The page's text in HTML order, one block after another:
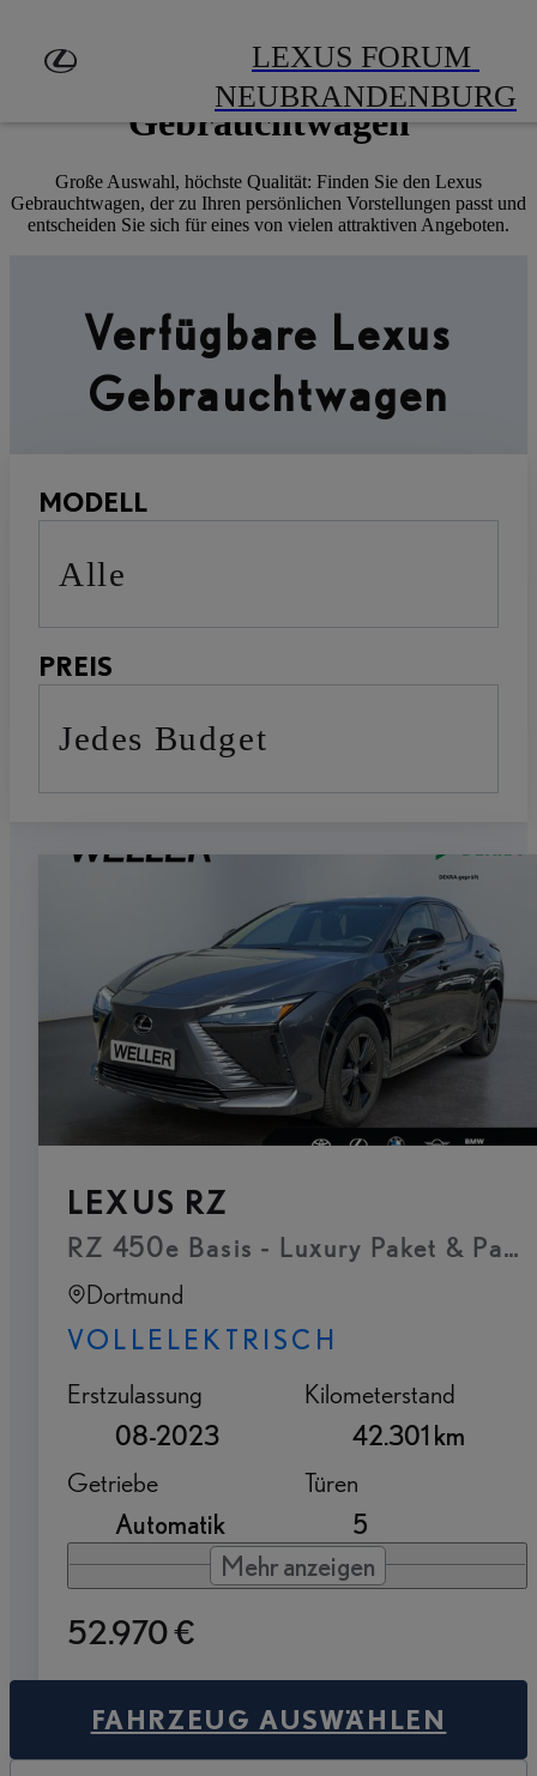
Händler finden
LEXUS FORUM
NEUBRANDENBURG
Lexus geprüfte
Gebrauchtwagen
Große Auswahl, höchste Qualität: Finden Sie den Lexus
Gebrauchtwagen, der zu Ihren persönlichen Vorstellungen passt und
entscheiden Sie sich für eines von vielen attraktiven Angeboten.
Verfügbare Lexus
Gebrauchtwagen
MODELL
Alle
PREIS
Jedes Budget
LEXUS RZ
RZ 450e Basis - Luxury Paket &
Dortmund
VOLLELEKTRISCH
Erstzulassung
08-2023
Kilometerstand
42.301 km
Getriebe
Automatik
Türen
5
Mehr anzeigen
52.970 €
FAHRZEUG AUSWÄHLEN